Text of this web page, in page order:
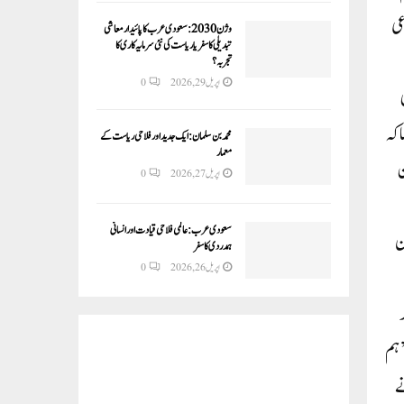
کہ
وژن 2030:سعودی عرب کا پائیدار معاشی
تبدیلی کا سفر یا ریاست کی نئی سرمایہ کاری کا
تجربہ؟
اپریل 29, 2026 0
محمد بن سلمان: ایک جدید اور فلاحی ریاست کے
معمار
اپریل 27, 2026 0
سعودی عرب: عالمی فلاحی قیادت اور انسانی
ہمدردی کا سفر
اپریل 26, 2026 0